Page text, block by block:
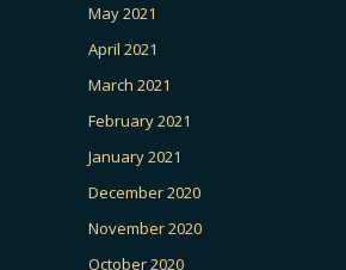
May 2021
April 2021
March 2021
February 2021
January 2021
December 2020
November 2020
October 2020